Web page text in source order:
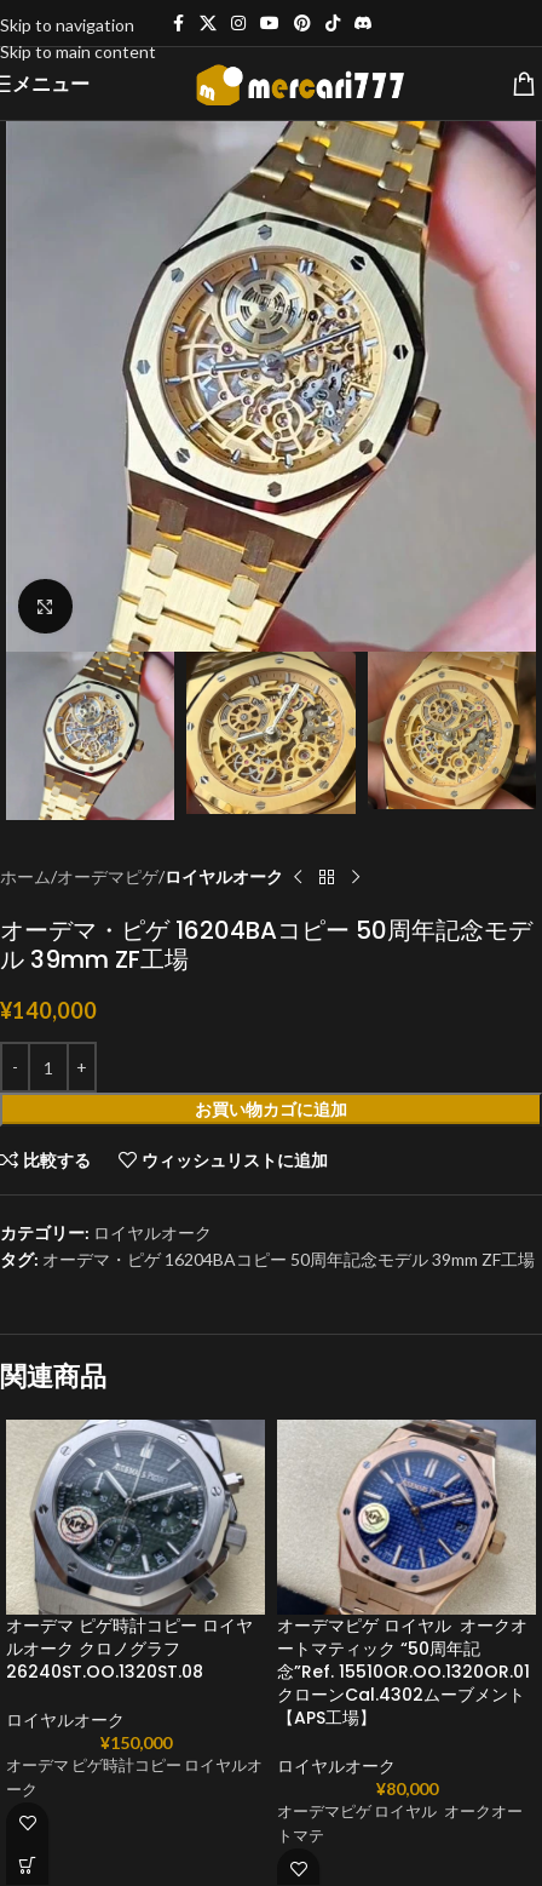
Skip to navigation
Skip to main content
メニュー
クリックで拡大
ホーム オーデマピゲ ロイヤルオーク
オーデマ・ピゲ 16204BAコピー 50周年記念モデ
ル 39mm ZF工場
¥140,000
お買い物カゴに追加
比較する ウィッシュリストに追加
カテゴリー: ロイヤルオーク
タグ: オーデマ・ピゲ 16204BAコピー 50周年記念モデル 39mm ZF工場
関連商品
オーデマ ピゲ時計コピー ロイヤ
ルオーク クロノグラフ
26240ST.OO.1320ST.08
ロイヤルオーク
¥150,000
オーデマ ピゲ時計コピー ロイヤルオ
ーク
オーデマピゲ ロイヤル オークオ
ートマティック “50周年記
念”Ref. 15510OR.OO.1320OR.01
クローンCal.4302ムーブメント
【APS工場】
ロイヤルオーク
¥80,000
オーデマピゲ ロイヤル オークオー
トマテ